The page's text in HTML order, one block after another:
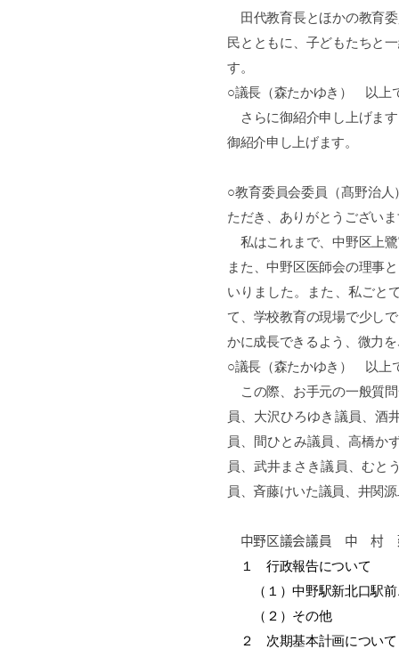
田代教育長とほかの教育
民とともに、子どもたちと
す。
○議長（森たかゆき） 以上
さらに御紹介申し上げま
御紹介申し上げます。
○教育委員会委員（髙野治
ただき、ありがとうござい
私はこれまで、中野区上
また、中野区医師会の理事
いりました。また、私ごと
て、学校教育の現場で少し
かに成長できるよう、微力
○議長（森たかゆき） 以上
この際、お手元の一般質
員、大沢ひろゆき議員、酒
員、間ひとみ議員、高橋か
員、武井まさき議員、むと
員、斉藤けいた議員、井関
中野区議会議員 中 村
１ 行政報告について
（１）中野駅新北口駅前
（２）その他
２ 次期基本計画について